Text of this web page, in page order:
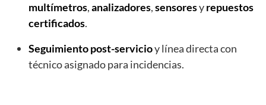
multímetros,analizadores,sensoresyrepuestos
certificados.
Seguimiento post-servicioy línea directa con
técnico asignado para incidencias.